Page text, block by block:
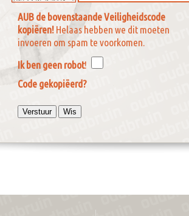
AUB de bovenstaande Veiligheidscode
kopiëren! Helaas hebben we dit moeten
invoeren om spam te voorkomen.
Ik ben geen robot!
Code gekopiëerd?